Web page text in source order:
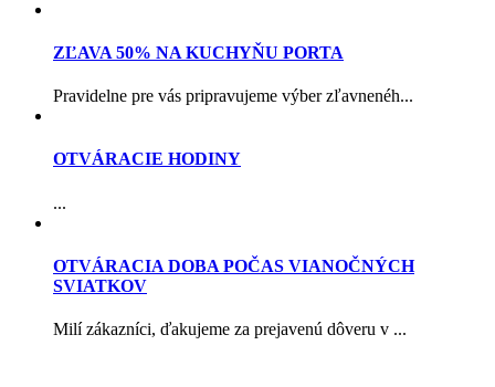
ZĽAVA 50% NA KUCHYŇU PORTA
Pravidelne pre vás pripravujeme výber zľavnenéh...
OTVÁRACIE HODINY
...
OTVÁRACIA DOBA POČAS VIANOČNÝCH
SVIATKOV
Milí zákazníci, ďakujeme za prejavenú dôveru v ...